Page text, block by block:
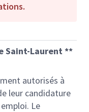
Saint-Laurent **
autorisés à
leur candidature
Le